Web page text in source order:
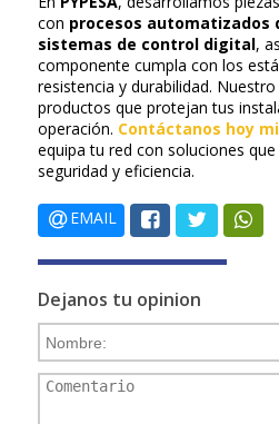
con procesos automatizados
sistemas de control digital,
componente cumpla con los
resistencia y durabilidad.
productos que protejan tus
operación. Contáctanos hoy
equipa tu red con soluciones
seguridad y eficiencia.
EMAIL
Dejanos tu opinion